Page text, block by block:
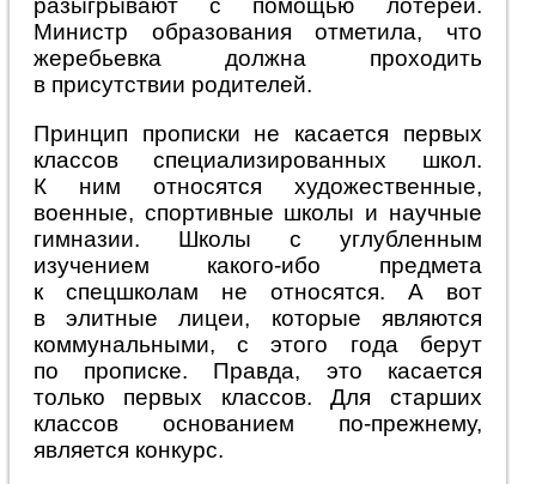
Министр образования отметила, что
жеребьевка должна проходить
в присутствии родителей.
Принцип прописки не касается первых
классов специализированных школ.
К ним относятся художественные,
военные, спортивные школы и научные
гимназии. Школы с углубленным
изучением какого-ибо предмета
к спецшколам не относятся. А вот
в элитные лицеи, которые являются
коммунальными, с этого года берут
по прописке. Правда, это касается
только первых классов. Для старших
классов основанием по-прежнему,
является конкурс.